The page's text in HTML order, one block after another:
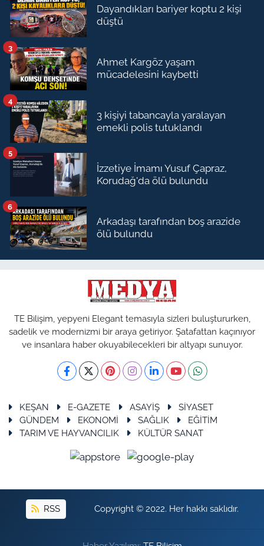
Dayandıkları bariyer koptu 2 kişi
düştü
Ahmet Kargöz yaşam
mücadelesini kaybetti
3
3 kişiyi tabancayla yaralayan
emekli polis tutuklandı
4
İzzetiye İmamı Yusuf Çapraz,
Korudağ'da ölü bulundu
5
Arkadaşı tarafından boş arazide
ölü bulundu
6
TE Bilişim, yepyeni Elegant temasıyla sizleri buluştururken,
sadelik ve modernizmi bir araya getiriyor. Şatafattan kaçınıyor
ve insanlara haber okuyabilecekleri bir altyapı sunuyor.
KEŞAN E-GAZETE ASAYİŞ
SİYASET
GÜNDEM
EKONOMİ SAĞLIK
EĞİTİM
TARIM VE HAYVANCILIK
KÜLTÜR SANAT
RSS Copyright © 2022. Her hakkı saklıdır.